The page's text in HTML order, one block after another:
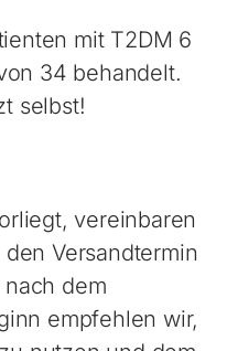
mit T2DM 6
34 behandelt.
selbst!
vereinbaren
Versandtermin
dem
empfehlen wir,